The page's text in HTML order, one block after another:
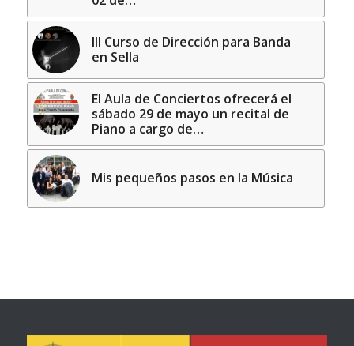
III Curso de Dirección para Banda
en Sella
El Aula de Conciertos ofrecerá el
sábado 29 de mayo un recital de
Piano a cargo de…
Mis pequeños pasos en la Música